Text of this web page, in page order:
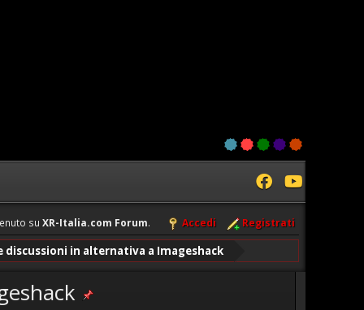
su XR-Italia.com Forum. Accedi Registrati
in alternativa a Imageshack